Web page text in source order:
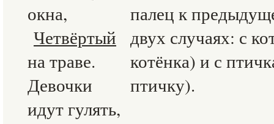
окна,
Четвёртый
на траве.
Девочки
идут гулять,
палец к
двух случаях: с
котёнка) и с
птичку).